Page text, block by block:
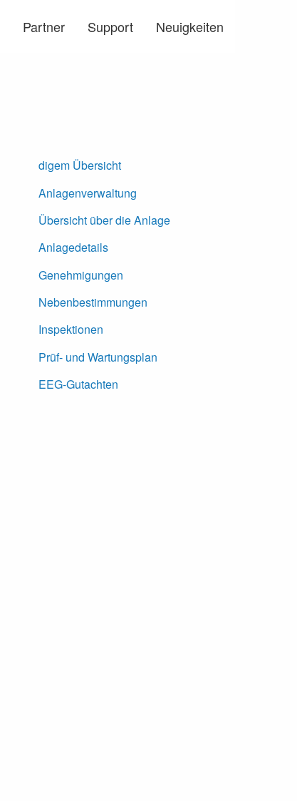
Partner Support Neuigkeiten
digem Übersicht
Anlagenverwaltung
Übersicht über die Anlage
Anlagedetails
Genehmigungen
Nebenbestimmungen
Inspektionen
Prüf- und Wartungsplan
EEG-Gutachten